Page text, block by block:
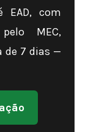
EAD, com
MEC,
de 7 dias —